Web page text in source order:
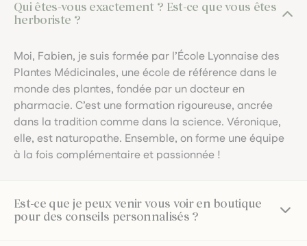
Qui êtes-vous exactement ? Est-ce que vous êtes
herboriste ?
Moi, Fabien, je suis formée par l’École Lyonnaise des
Plantes Médicinales, une école de référence dans le
monde des plantes, fondée par un docteur en
pharmacie. C’est une formation rigoureuse, ancrée
dans la tradition comme dans la science. Véronique,
elle, est naturopathe. Ensemble, on forme une équipe
à la fois complémentaire et passionnée !
Est-ce que je peux venir vous voir en boutique
pour des conseils personnalisés ?